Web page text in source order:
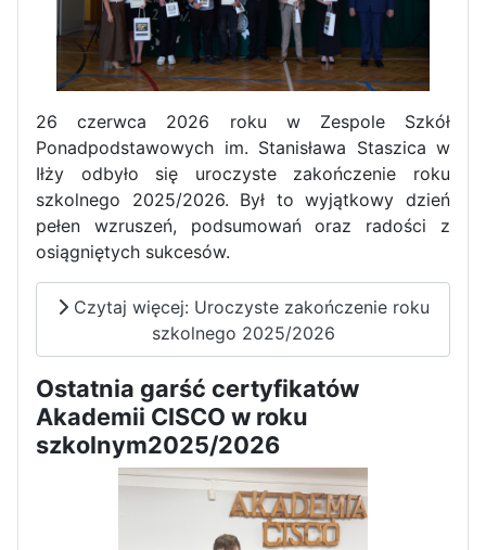
Zawody Sportowo – Obronne
klas OPW
Apel z okazji 235-tej rocznicy
uchwalenia Konstytucji 3 Maja
Dni Otwarte w „Staszicu” za
26 czerwca 2026 roku w Zespole Szkół
Ponadpodstawowych im. Stanisława Staszica w
Iłży odbyło się uroczyste zakończenie roku
szkolnego 2025/2026. Był to wyjątkowy dzień
pełen wzruszeń, podsumowań oraz radości z
osiągniętych sukcesów.
Czytaj więcej: Uroczyste zakończenie roku
szkolnego 2025/2026
Ostatnia garść certyfikatów
Akademii CISCO w roku
szkolnym2025/2026